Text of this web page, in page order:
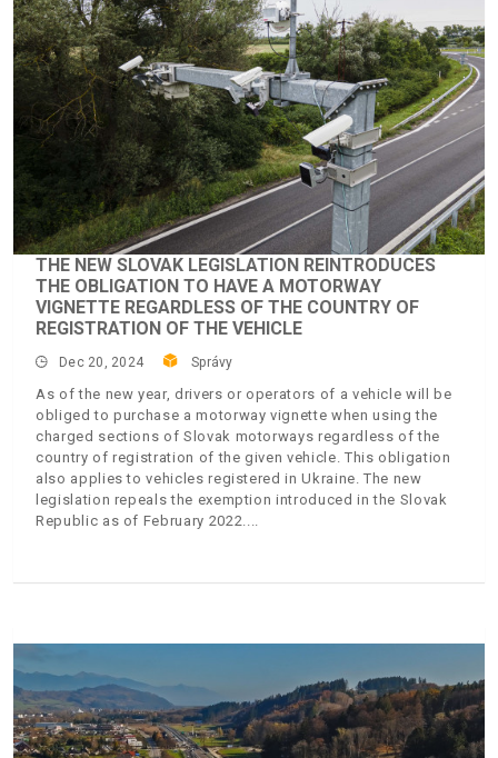
THE NEW SLOVAK LEGISLATION REINTRODUCES
THE OBLIGATION TO HAVE A MOTORWAY
VIGNETTE REGARDLESS OF THE COUNTRY OF
REGISTRATION OF THE VEHICLE
Dec 20, 2024 Správy
As of the new year, drivers or operators of a vehicle will be
obliged to purchase a motorway vignette when using the
charged sections of Slovak motorways regardless of the
country of registration of the given vehicle. This obligation
also applies to vehicles registered in Ukraine. The new
legislation repeals the exemption introduced in the Slovak
Republic as of February 2022.